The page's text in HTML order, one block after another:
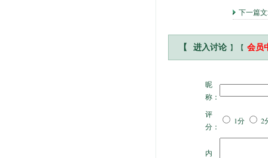
下一篇
【 进入讨论 】【 会员
昵
称：
评
分：
1分 2
内